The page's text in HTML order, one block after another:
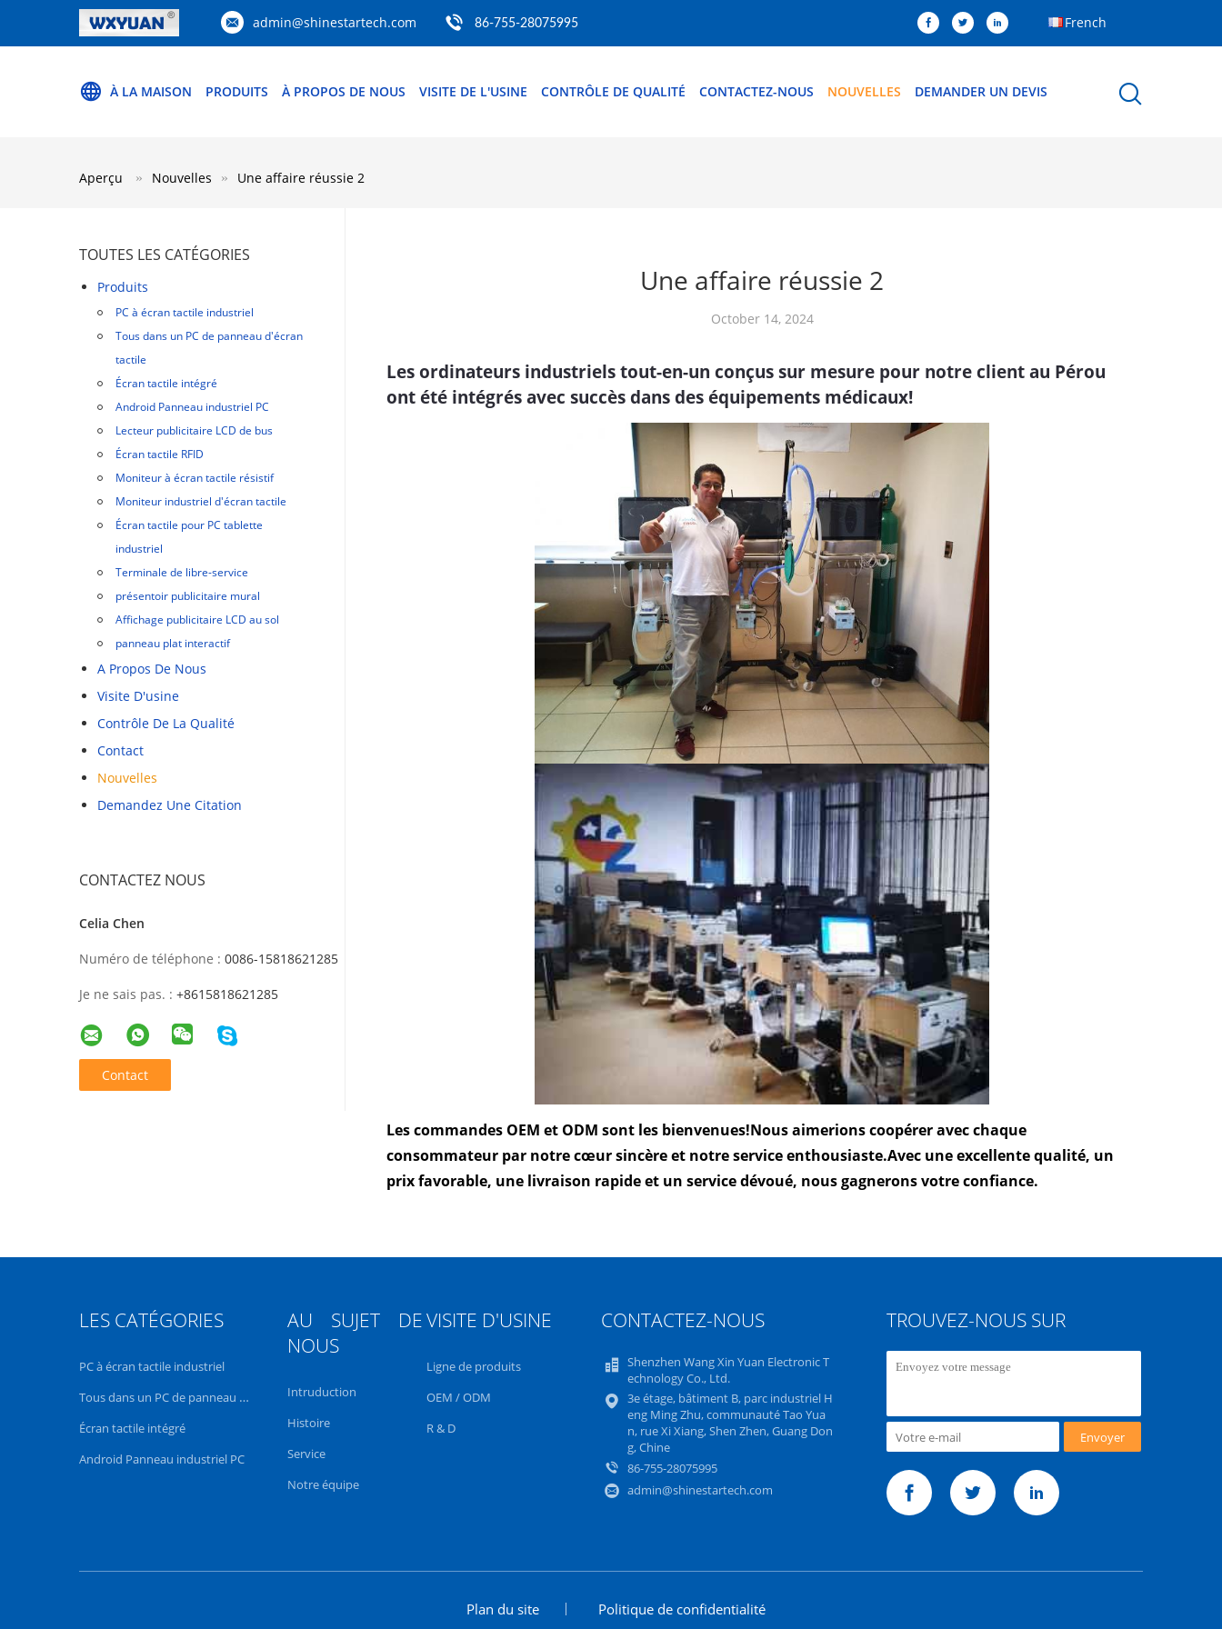
admin@shinestartech.com 86-755-28075995 French
À LA MAISON PRODUITS À PROPOS DE NOUS VISITE DE L'USINE CONTRÔLE DE QUALITÉ CONTACTEZ-NOUS NOUVELLES DEMANDER UN DEVIS
Aperçu Nouvelles Une affaire réussie 2
TOUTES LES CATÉGORIES
Produits
PC à écran tactile industriel
Tous dans un PC de panneau d'écran
tactile
Écran tactile intégré
Android Panneau industriel PC
Lecteur publicitaire LCD de bus
Écran tactile RFID
Moniteur à écran tactile résistif
Moniteur industriel d'écran tactile
Écran tactile pour PC tablette
industriel
Terminale de libre-service
présentoir publicitaire mural
Affichage publicitaire LCD au sol
panneau plat interactif
A Propos De Nous
Visite D'usine
Contrôle De La Qualité
Contact
Nouvelles
Demandez Une Citation
CONTACTEZ NOUS
Celia Chen
Numéro de téléphone : 0086-15818621285
Je ne sais pas. : +8615818621285
Contact
Une affaire réussie 2
October 14, 2024
Les ordinateurs industriels tout-en-un conçus sur mesure pour notre client au Pérou
ont été intégrés avec succès dans des équipements médicaux!
Les commandes OEM et ODM sont les bienvenues!Nous aimerions coopérer avec chaque
consommateur par notre cœur sincère et notre service enthousiaste.Avec une excellente qualité, un
prix favorable, une livraison rapide et un service dévoué, nous gagnerons votre confiance.
LES CATÉGORIES
PC à écran tactile industriel
Tous dans un PC de panneau d'écran tactile
Écran tactile intégré
Android Panneau industriel PC
AU SUJET DE
NOUS
Intruduction
Histoire
Service
Notre équipe
VISITE D'USINE
Ligne de produits
OEM / ODM
R & D
CONTACTEZ-NOUS
Shenzhen Wang Xin Yuan Electronic T
echnology Co., Ltd.
3e étage, bâtiment B, parc industriel H
eng Ming Zhu, communauté Tao Yua
n, rue Xi Xiang, Shen Zhen, Guang Don
g, Chine
86-755-28075995
admin@shinestartech.com
TROUVEZ-NOUS SUR
Envoyer
Plan du site Politique de confidentialité